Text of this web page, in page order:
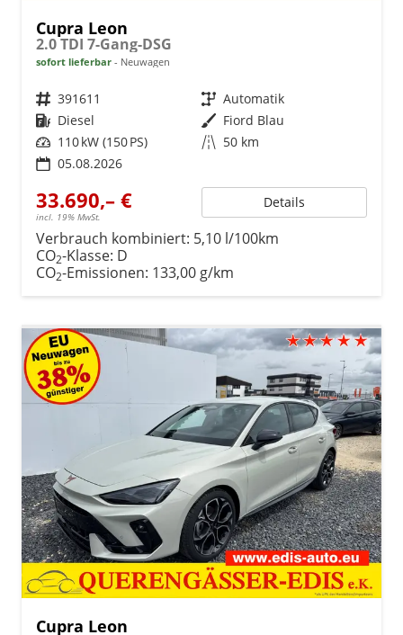
Cupra Leon
2.0 TDI 7-Gang-DSG
sofort lieferbar Neuwagen
Fahrzeugnr. 391611 Getriebe Automatik
Kraftstoff Diesel Außenfarbe Fiord Blau
Leistung 110 kW (150 PS) Kilometerstand 50 km
05.08.2026
33.690,– €
incl. 19% MwSt.
Details
Verbrauch kombiniert: 5,10 l/100km
CO2-Klasse: D
CO2-Emissionen: 133,00 g/km
Cupra Leon